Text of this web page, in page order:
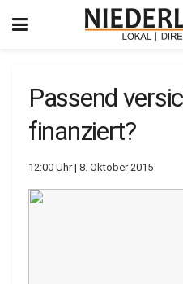
Passend
finanziert?
12:00 Uhr | 8. Oktober 2015